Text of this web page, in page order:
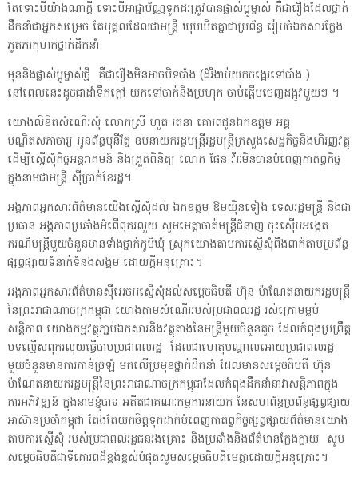
តែទោះបីយ៉ាងណាក្តី ទោះបីអាជ្ជាប័ណ្ណទូកដរត្រូវបានផ្លាស់ប្តូម្ចាស់ គឺជារឿងដែលថ្នាក់
ដឹកនាំជាអ្នកសម្រេច តែបុគ្គលដែលជាមន្ត្រី ឃុបឃិតគ្នាជាប្រព័ន្ធ រៀបចំឯកសារក្លែង
ភូតភរកុហកថ្នាក់ដឹកនាំ
មុននិងផ្លាស់ប្តូម្ចាស់ថ្មី គឺជារឿងមិនអាចបិទបាំង (ដំរីងាប់យកចង្អេរទៅបាំង )
នៅពេលនេះដូចជាដាំទឹកក្តៅ យកទៅចាក់និងប្រហុក ចាប់ផ្តើមចេញដង្កូវមួយៗ ។
យោងលិខិតសំណើរសុំ លោកស្រី ហួត រតនា គោរពជូនឯកឧត្តម អគ្គ
បណ្ឌិតសភាចារ្យ អូនព័ន្ធមុនីរ័ត្ន ឧបនាយករដ្ឋមន្ត្រីរដ្ឋមន្ត្រីក្រសួងសេដ្ឋកិច្ចនិងហិរញ្ញវត្ថុ
ដើម្បីស្នើសុំកិច្ចអន្តរាគមន៍ និងត្រួតពិនិត្យ លោក ផែន វីរៈមិនបានបំពេញកាតព្វកិច្ច
ក្នុងនាមជាមន្ត្រី ស៊ីប្រាក់ខែរដ្ឋ។
អង្គភាពអ្នកសារព័ត៌មានយើងស្នើសុំដល់ ឯកឧត្តម ឱមយ៉ិនទៀង ទេសរដ្ឋមន្ដ្រី និងជា
ប្រធាន អង្គភាពប្រឆាំងអំពើពុករលួយ សូមមេត្តាចាត់មន្ត្រីជំនាញ ចុះស៊ើបអង្កេត
ករណីមន្ត្រីមួយចំនួនមានទាំងថ្នាក់ភូមិឃុំ ស្រុកយោងតាមការស្នើសុំពឹងពាក់តាមប្រព័ន្ធ
ផ្សព្វផ្សាយទំនាក់ទំនងសង្គម ដោយក្តីអនុគ្រោះ។
អង្គភាពអ្នកសារព័ត៌មានស៊ីអេចអស្នើសុំដល់សម្តេចធិបតី ហ៊ុន ម៉ាណែតនាយករដ្ឋមន្ត្រី
នៃព្រះរាជាណាចក្រកម្ពុជា យោងតាមសំណើររបស់ប្រជាពលរដ្ឋ រស់ក្រោមម្លប់
សន្តិភាព យោងកម្មវត្ថុភា្ជប់ឯកសារនិងវត្ថុតាងនៃមន្ត្រីមួយចំនួនតូច ដែលកំពុងប្រព្រឹត្ត
បទល្មើសពុករលុយធ្វើបាបប្រជាពលរដ្ឋ ដែលជាហេតុបណ្តាលអោយប្រជាពលរដ្ឋ
មួយចំនួនមានការភាន់ច្រឡំ មកលើប្រមុខថ្នាក់ដឹកនាំ ដែលមានសម្តេចធិបតី ហ៊ុន
ម៉ាណែតនាយករដ្ឋមន្ត្រីនៃព្រះរាជាណាចក្រកម្ពុជាដែលកំពុងដឹកនាំនាវាសន្តិភាពក្នុង
ការអភិវឌ្ឍន៍ ក្នុងនាមខ្ញុំបាទ អតីតជាគណៈកម្មការនាយក នៃសហព័ន្ធប្រព័ន្ធផ្សព្វផ្សាយ
អាស៊ានប្រចាំកម្ពុជា តែងតែយកចិត្តទុកដាក់បំពេញកាតព្វកិច្ចផ្សព្វផ្សាយព័ត៌មានយោង
តាមការស្នើសុំ របស់ប្រជាពលរដ្ឋជនរងគ្រោះ និងប្រឆាំងនិងព័ត៌មានក្លែងក្លាយ សូម
សម្តេចធិបតីជាទីគោរពដ៏ខ្ពង់ខ្ពស់បំផុតសូមសម្តេចធិបតីមេត្តាដោយក្តីអនុគ្រោះ។